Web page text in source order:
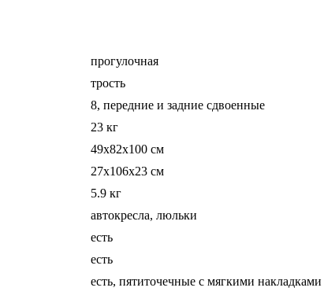
прогулочная
трость
8, передние и задние сдвоенные
23 кг
49x82x100 см
27x106x23 см
5.9 кг
автокресла, люльки
есть
есть
есть, пятиточечные с мягкими накладками